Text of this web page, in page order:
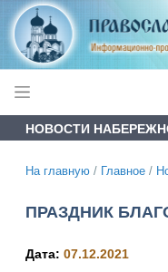
НОВОСТИ
На главную / Главное /
ПРАЗДНИК
Дата: 07.12.2021